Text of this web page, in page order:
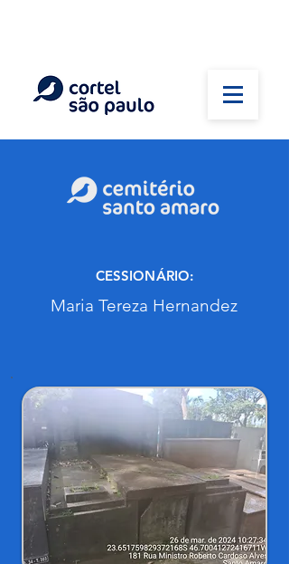
CESSIONÁRIO:
Maria Tereza Hernandez